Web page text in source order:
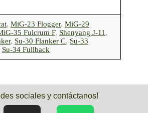
, MiG-23 Flogger, MiG-29
35 Fulcrum F, Shenyang J-11 ,
, Su-30 Flanker C, Su-33
Su-34 Fullback
sociales y contáctanos!